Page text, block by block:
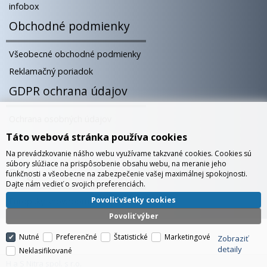
infobox
Obchodné podmienky
Všeobecné obchodné podmienky
Reklamačný poriadok
GDPR ochrana údajov
Súbory cookies
Správa cookies
Blog
Európsky showroom v Bratislave
Táto webová stránka používa cookies
Na prevádzkovanie nášho webu využívame takzvané cookies. Cookies sú
súbory slúžiace na prispôsobenie obsahu webu, na meranie jeho
funkčnosti a všeobecne na zabezpečenie vašej maximálnej spokojnosti.
Dajte nám vedieť o svojich preferenciách.
Povoliť výber
Povoliť všetky cookies
Nutné Preferenčné Štatistické
Marketingové
Neklasifikované
Zobraziť
detaily